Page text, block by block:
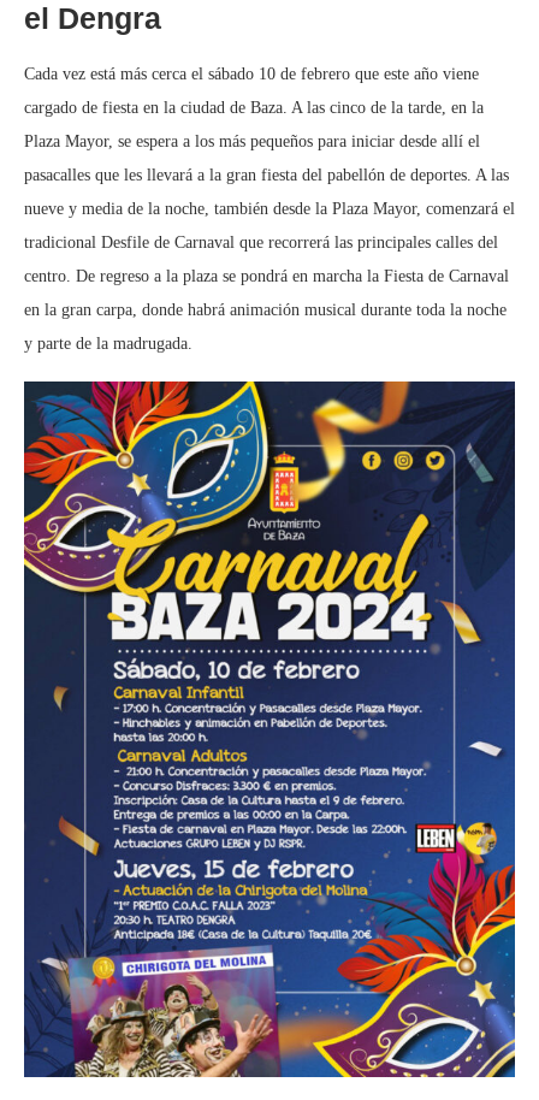
el Dengra
Cada vez está más cerca el sábado 10 de febrero que este año viene
cargado de fiesta en la ciudad de Baza. A las cinco de la tarde, en la
Plaza Mayor, se espera a los más pequeños para iniciar desde allí el
pasacalles que les llevará a la gran fiesta del pabellón de deportes. A las
nueve y media de la noche, también desde la Plaza Mayor, comenzará el
tradicional Desfile de Carnaval que recorrerá las principales calles del
centro. De regreso a la plaza se pondrá en marcha la Fiesta de Carnaval
en la gran carpa, donde habrá animación musical durante toda la noche
y parte de la madrugada.